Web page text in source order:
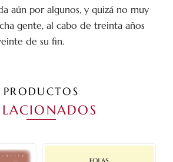
aún por algunos, y quizá no muy
gente, al cabo de treinta años
de su fin.
PRODUCTOS